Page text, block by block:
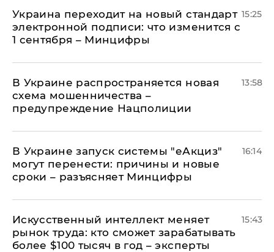
Украина переходит на новый стандарт
электронной подписи: что изменится с
1 сентября – Минцифры
15:25
В Украине распространяется новая
схема мошенничества –
предупреждение Нацполиции
13:58
В Украине запуск системы "еАкциз"
могут перенести: причины и новые
сроки – разъясняет Минцифры
16:14
Искусственный интеллект меняет
рынок труда: кто сможет зарабатывать
более $100 тысяч в год – эксперты
15:43